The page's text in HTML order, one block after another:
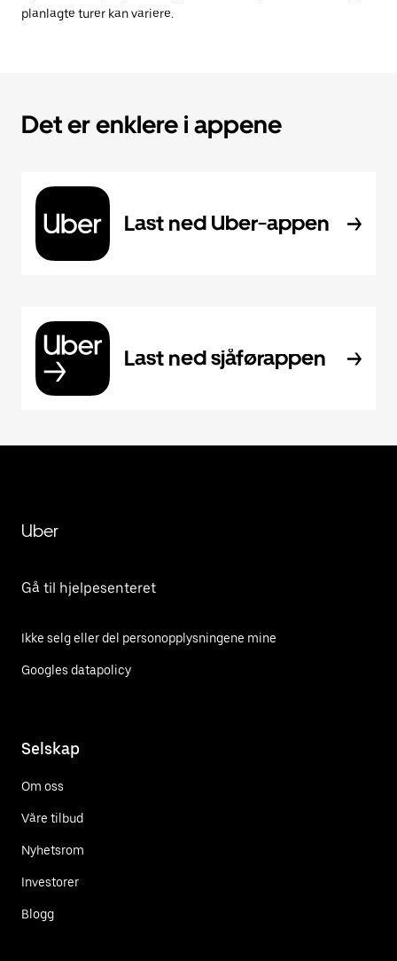
planlagte turer kan variere.
Det er enklere i appene
Last ned Uber-appen
Last ned sjåførappen
Uber
Gå til hjelpesenteret
Ikke selg eller del personopplysningene mine
Googles datapolicy
Selskap
Om oss
Våre tilbud
Nyhetsrom
Investorer
Blogg